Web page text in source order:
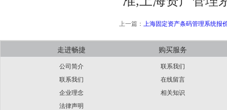
上一篇： 上海固定资产条码管理系统报
走进畅捷
公司简介
联系我们
企业理念
法律声明
购买服务
联系我们
在线留言
相关知识